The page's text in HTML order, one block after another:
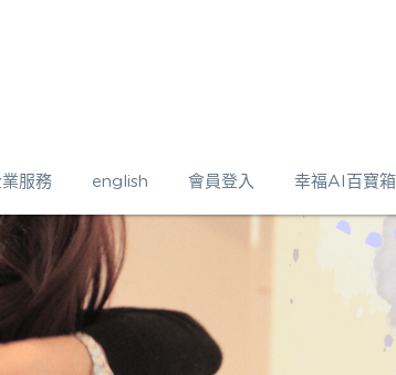
服務 english 會員登入 幸福AI百寶箱